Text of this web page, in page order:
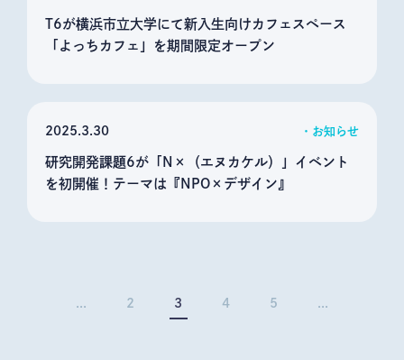
T6が横浜市立大学にて新入生向けカフェスペース
「よっちカフェ」を期間限定オープン
2025 3.30 お知らせ
研究開発課題6が「N×（エヌカケル）」イベント
を初開催！テーマは『NPO×デザイン』
... 2 3 4 5 ...